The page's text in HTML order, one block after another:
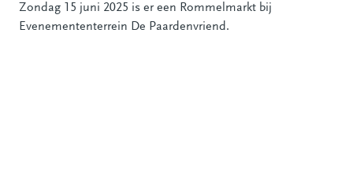
Zondag 15 juni 2025 is er een Rommelmarkt bij
Evenemententerrein De Paardenvriend.